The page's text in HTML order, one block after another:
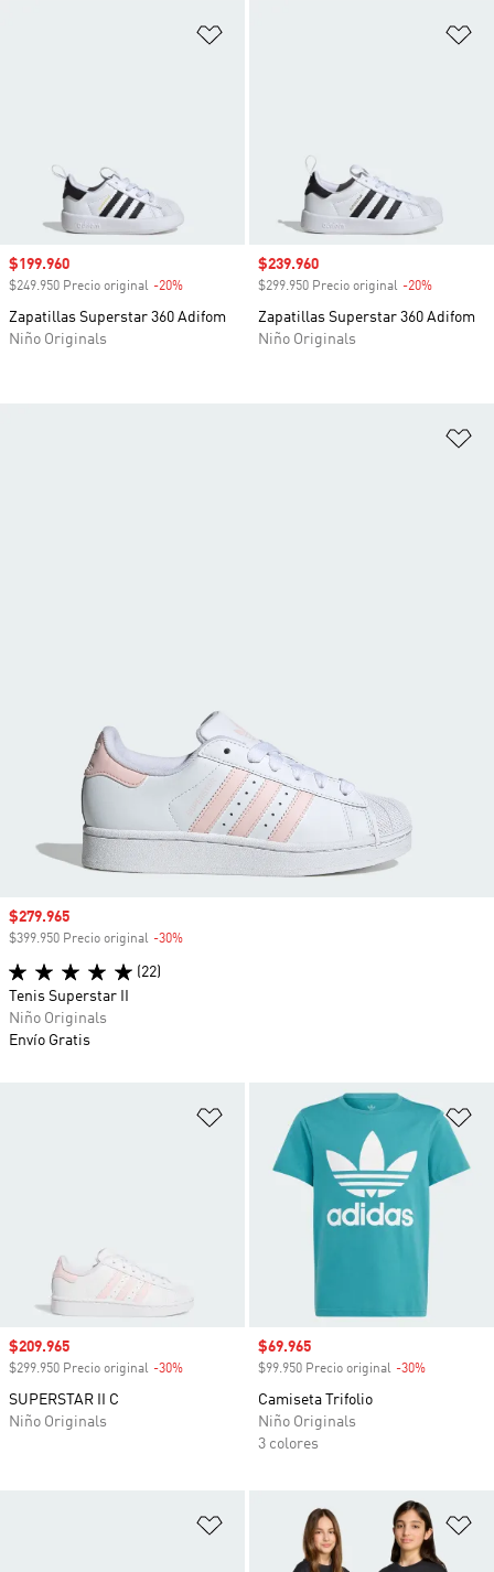
Precio de venta
$199.960
$249.950 Precio original -20%
Zapatillas Superstar 360 Adifom
Niño Originals
Precio de venta
$239.960
$299.950 Precio original -20%
Zapatillas Superstar 360 Adifom
Niño Originals
Añadir a la lista de deseos
Precio de venta
$209.965
$299.950 Precio original -30%
SUPERSTAR II C
Niño Originals
Precio de venta
$69.965
$99.950 Precio original -30%
Camiseta Trifolio
Niño Originals
3 colores
Añadir a la lista de deseos
Precio de venta
$279.965
$399.950 Precio original -30%
(22)
Tenis Superstar II
Niño Originals
Envío Gratis